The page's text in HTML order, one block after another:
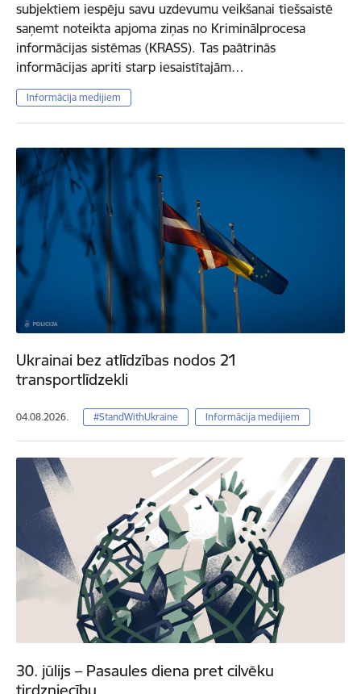
subjektiem iespēju savu uzdevumu veikšanai tiešsaistē
saņemt noteikta apjoma ziņas no Kriminālprocesa
informācijas sistēmas (KRASS). Tas paātrinās
informācijas apriti starp iesaistītajām…
Informācija medijiem
Ukrainai bez atlīdzības nodos 21
transportlīdzekli
04.08.2026. #StandWithUkraine Informācija medijiem
30. jūlijs – Pasaules diena pret cilvēku
tirdzniecību